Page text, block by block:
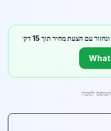
עם הצעת מחיר תוך 15 דק׳
למטה